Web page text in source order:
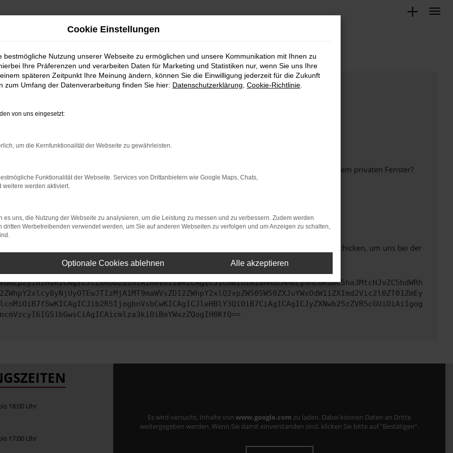
bestimmter Seiten verhindern. Funktioniert die Seite in einem anderen Browser oder in einem privaten Fenster?
beheben.
auf dem neuesten Stand sind.
kann auch dazu führen, dass bestimmte Funktionen nicht mehr unterstützt werden.
uns bitte. Wir werden versuchen, das Problem zu beheben. Du kannst uns diesen Text schicken, um uns bei der
18:00 Uhr
17:00 Uhr
Es wird versucht, Inhalte von www.google.com zu laden. Dabei können Daten an Dritte
weitergegeben werden. Wenn Sie damit einverstanden sind, klicken Sie bitte auf "Bestätigen".
Cookie Einstellungen
bestmögliche Nutzung unserer Webseite zu ermöglichen und unsere Kommunikation mit Ihnen zu
Ihre Präferenzen und verarbeiten Daten für Marketing und Statistiken nur, wenn Sie uns Ihre
späteren Zeitpunkt Ihre Meinung ändern, können Sie die Einwilligung jederzeit für die Zukunft
zum Umfang der Datenverarbeitung finden Sie hier: Datenschutzerklärung Cookie-Richtlinie
von uns eingesetzt:
um die Kernfunktionalität der Webseite zu gewährleisten.
Funktionalität der Webseite. Services von Drittanbietern wie Google Maps, Chats,
weitere werden aktiviert.
es uns, die Nutzung der Webseite zu analysieren, um die Leistung zu messen und zu verbessern. Zudem werden
dritten Werbetreibenden verwendet werden, um Sie auf anderen Webseiten zu verfolgen und um Anzeigen zu schalten,
Optionale Cookies ablehnen Alle akzeptieren